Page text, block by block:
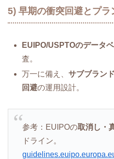
5) 早期の衝突回避とプラ
EUIPO/USPTOのデータ
査。
万一に備え、サブブラン
回避の運用設計。
参考：EUIPOの取消し・
ドライン。